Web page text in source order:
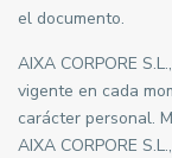
el documento.
AIXA CORPORE
vigente en cada
carácter personal.
AIXA CORPORE